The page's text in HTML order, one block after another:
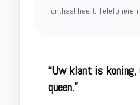
onthaal heeft.
“Uw klant is koning,
queen.”